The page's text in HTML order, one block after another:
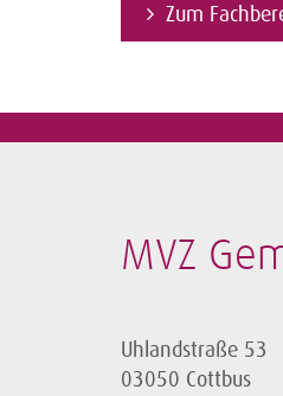
Zum
MVZ
Uhlandstraße 53
03050 Cottbus